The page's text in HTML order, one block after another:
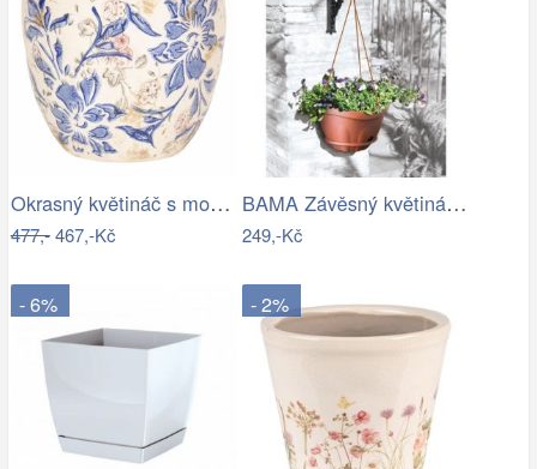
Okrasný květináč s modrými květy - Ø 18…
477,-467,-Kč
BAMA Závěsný květináč GONDOLA TR, 28cm
249,-Kč
- 6% - 2%